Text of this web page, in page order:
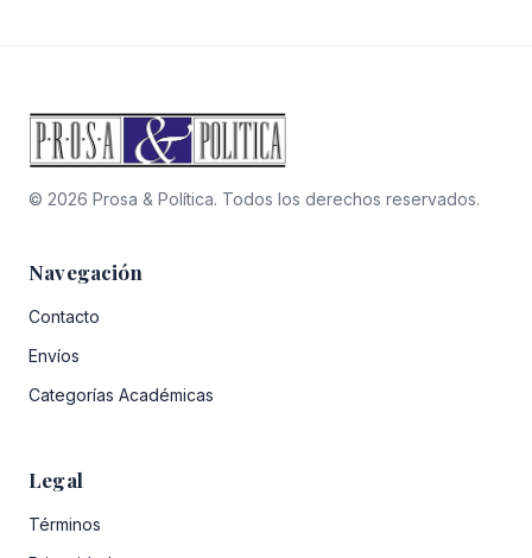
© 2026 Prosa & Política. Todos los derechos reservados.
Navegación
Contacto
Envíos
Categorías Académicas
Legal
Términos